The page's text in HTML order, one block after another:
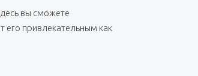
вы сможете
его привлекательным как